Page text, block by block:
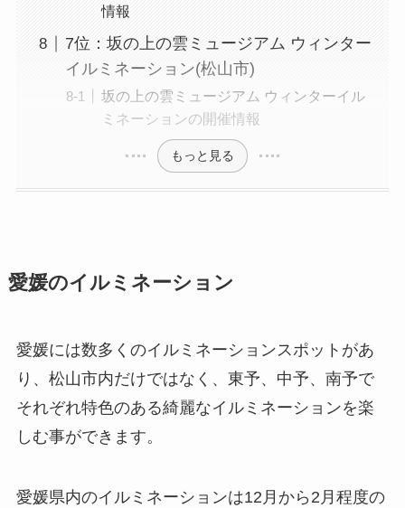
情報
7位：坂の上の雲ミュージアム ウィンター
イルミネーション(松山市)
坂の上の雲ミュージアム ウィンターイル
ミネーションの開催情報
もっと見る
愛媛のイルミネーション
愛媛には数多くのイルミネーションスポットがあ
り、松山市内だけではなく、東予、中予、南予で
それぞれ特色のある綺麗なイルミネーションを楽
しむ事ができます。
愛媛県内のイルミネーションは12月から2月程度の